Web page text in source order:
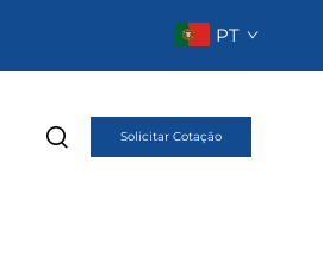
PT
Solicitar Cotação